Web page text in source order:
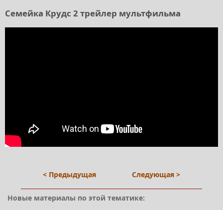
Семейка Крудс 2 трейлер мультфильма
< Предыдущая Следующая >
Новые материалы по этой тематике: